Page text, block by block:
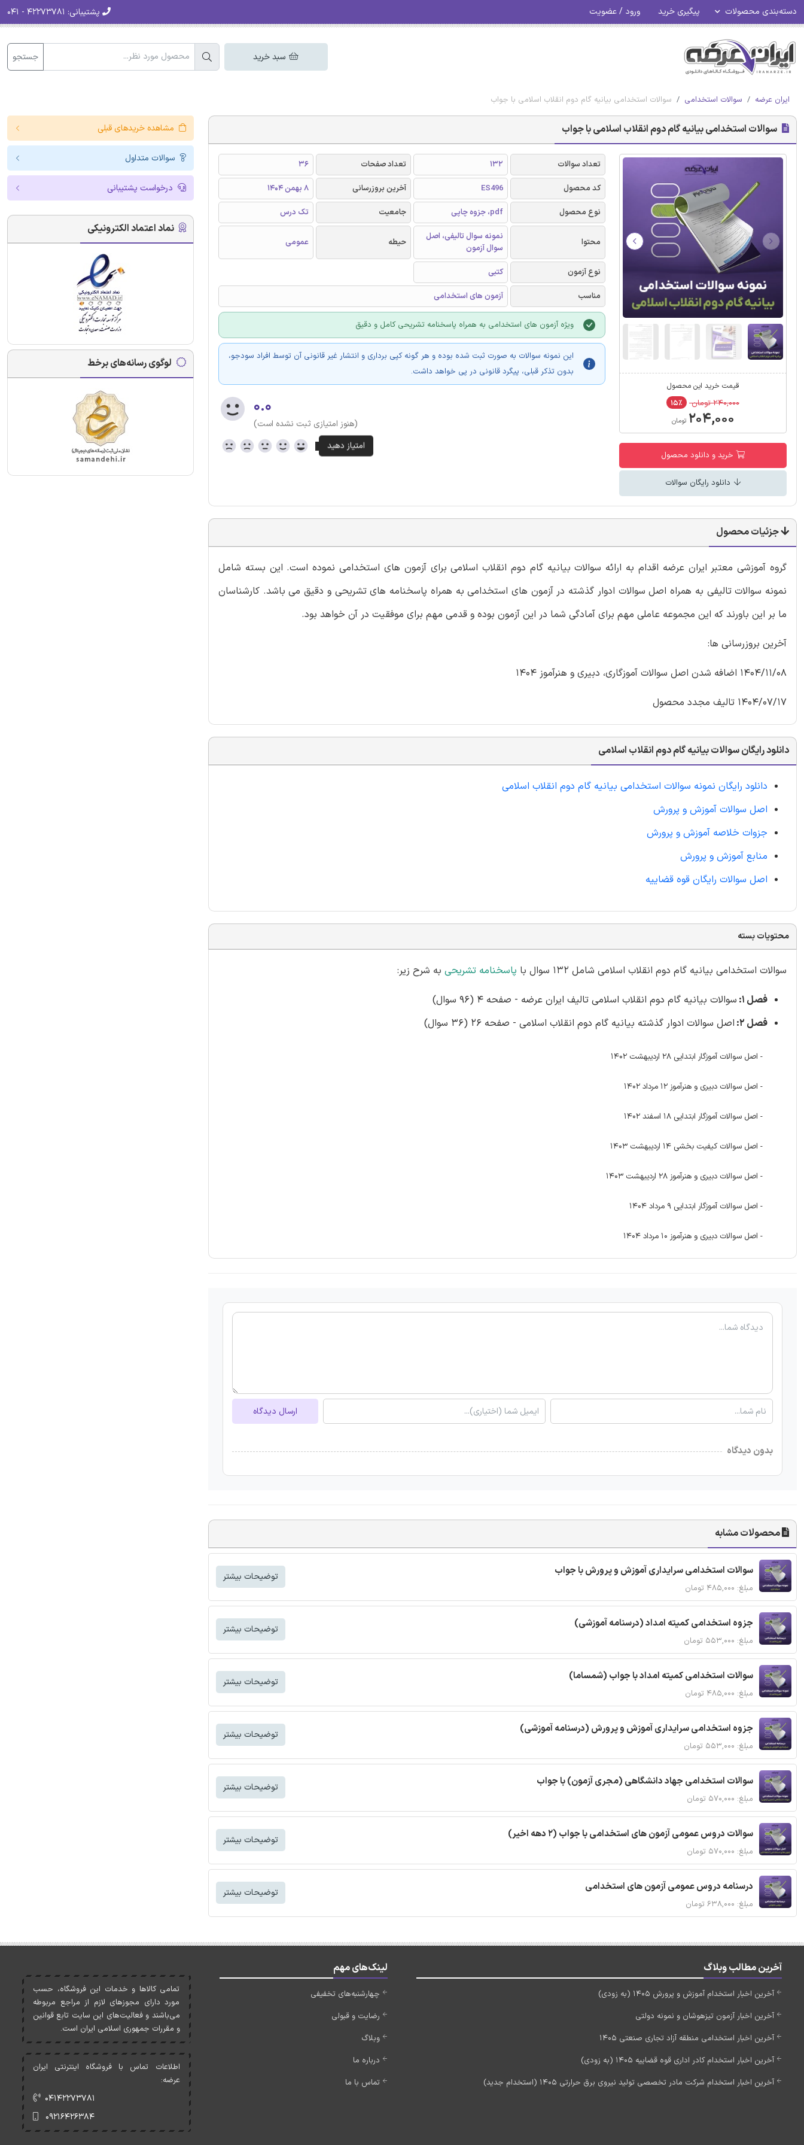
دسته‌بندی محصولات پیگیری خرید ورود / عضویت پشتیبانی:
سبد خرید جستجو
ایران عرضه سوالات استخدامی سوالات استخدامی بیانیه گام دوم انقلاب اسلامی با جواب
سوالات استخدامی بیانیه گام دوم انقلاب اسلامی با جواب
قیمت خرید این محصول
۲۴۰,۰۰۰ تومان ۱۵٪
۲۰۴,۰۰۰ تومان
خرید و دانلود محصول
دانلود رایگان سوالات
تعداد سوالات 132 تعداد صفحات
36
کد محصول
ES496 آخرین بروزرسانی
8 بهمن 1404
نوع محصول
pdf، جزوه چاپی جامعیت تک درس
محتوا
نمونه سوال تالیفی، اصل
سوال آزمون
حیطه عمومی
نوع آزمون
کتبی
مناسب
آزمون های استخدامی
ویژه آزمون های استخدامی به همراه پاسخنامه تشریحی کامل و دقیق
این نمونه سوالات به صورت ثبت شده بوده و هر گونه کپی برداری و انتشار غیر قانونی آن توسط افراد سودجو،
بدون تذکر قبلی، پیگرد قانونی در پی خواهد داشت.
۰.۰
(هنوز امتیازی ثبت نشده است)
جزئیات محصول
گروه آموزشی معتبر ایران عرضه اقدام به ارائه سوالات بیانیه گام دوم انقلاب اسلامی برای آزمون های استخدامی نموده است. این بسته شامل
نمونه سوالات تالیفی به همراه اصل سوالات ادوار گذشته در آزمون های استخدامی به همراه پاسخنامه های تشریحی و دقیق می باشد. کارشناسان
ما بر این باورند که این مجموعه عاملی مهم برای آمادگی شما در این آزمون بوده و قدمی مهم برای موفقیت در آن خواهد بود.
آخرین بروزرسانی ها:
1404/11/08 اضافه شدن اصل سوالات آموزگاری، دبیری و هنرآموز 1404
1404/07/17 تالیف مجدد محصول
دانلود رایگان سوالات بیانیه گام دوم انقلاب اسلامی
دانلود رایگان نمونه سوالات استخدامی بیانیه گام دوم انقلاب اسلامی
اصل سوالات آموزش و پرورش
جزوات خلاصه آموزش و پرورش
منابع آموزش و پرورش
اصل سوالات رایگان قوه قضاییه
محتویات بسته
سوالات استخدامی بیانیه گام دوم انقلاب اسلامی شامل 132 سوال با پاسخنامه تشریحی به شرح زیر:
فصل 1:
سوالات بیانیه گام دوم انقلاب اسلامی تالیف ایران عرضه - صفحه 4 (96 سوال)
فصل 2:
اصل سوالات ادوار گذشته بیانیه گام دوم انقلاب اسلامی - صفحه 26 (36 سوال)
- اصل سوالات آموزگار ابتدایی 28 اردیبهشت 1402
- اصل سوالات دبیری و هنرآموز 12 مرداد 1402
- اصل سوالات آموزگار ابتدایی 18 اسفند 1402
- اصل سوالات کیفیت بخشی 14 اردیبهشت 1403
- اصل سوالات دبیری و هنرآموز 28 اردیبهشت 1403
- اصل سوالات آموزگار ابتدایی 9 مرداد 1404
- اصل سوالات دبیری و هنرآموز 10 مرداد 1404
ارسال دیدگاه
بدون دیدگاه
محصولات مشابه
سوالات استخدامی سرایداری آموزش و پرورش با جواب
مبلغ: ۴۸۵,۰۰۰ تومان
توضیحات بیشتر
جزوه استخدامی کمیته امداد (درسنامه آموزشی)
مبلغ: ۵۵۳,۰۰۰ تومان
توضیحات بیشتر
سوالات استخدامی کمیته امداد با جواب (شمساما)
مبلغ: ۴۸۵,۰۰۰ تومان
توضیحات بیشتر
جزوه استخدامی سرایداری آموزش و پرورش (درسنامه آموزشی)
مبلغ: ۵۵۳,۰۰۰ تومان
توضیحات بیشتر
سوالات استخدامی جهاد دانشگاهی (مجری آزمون) با جواب
مبلغ: ۵۷۰,۰۰۰ تومان
توضیحات بیشتر
سوالات دروس عمومی آزمون های استخدامی با جواب (2 دهه اخیر)
مبلغ: ۵۷۰,۰۰۰ تومان
توضیحات بیشتر
درسنامه دروس عمومی آزمون های استخدامی
مبلغ: ۶۳۸,۰۰۰ تومان
توضیحات بیشتر
مشاهده خریدهای قبلی
سوالات متداول
درخواست پشتیبانی
نماد اعتماد الکترونیکی
لوگوی رسانه‌های برخط
آخرین مطالب وبلاگ
آخرین اخبار استخدام آموزش و پرورش 1405 (به زودی)
آخرین اخبار آزمون تیزهوشان و نمونه دولتی
آخرین اخبار استخدامی منطقه آزاد تجاری صنعتی 1405
آخرین اخبار استخدام کادر اداری قوه قضاییه 1405 (به زودی)
آخرین اخبار استخدام شرکت مادر تخصصی تولید نیروی برق حرارتی 1405 (استخدام جدید)
لینک‌های مهم
چهارشنبه‌های تخفیفی
رضایت و قبولی
وبلاگ
درباره ما
تماس با ما
تمامی کالاها و خدمات اين فروشگاه، حسب
مورد دارای مجوزهای لازم از مراجع مربوطه
می‌باشند و فعاليت‌های اين سايت تابع قوانين
و مقررات جمهوری اسلامی ايران است.
اطلاعات تماس با فروشگاه اینترنتی ایران
عرضه:
۰۴۱۴۲۲۷۳۷۸۱
۰۹۲۱۶۴۲۶۳۸۴